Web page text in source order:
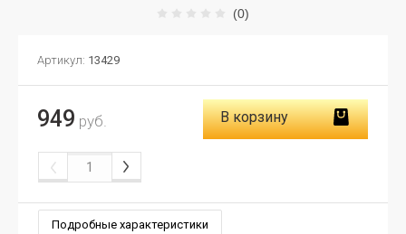
(0)
Артикул: 13429
949 руб. В корзину
Подробные характеристики